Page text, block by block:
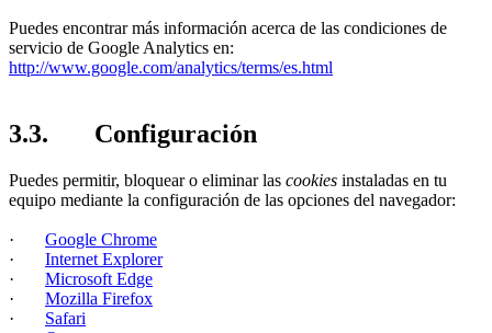
Puedes encontrar más información acerca de las condiciones de
servicio de Google Analytics en:
http://www.google.com/analytics/terms/es.html
3.3. Configuración
Puedes permitir, bloquear o eliminar las cookies instaladas en tu
equipo mediante la configuración de las opciones del navegador:
· Google Chrome
· Internet Explorer
· Microsoft Edge
· Mozilla Firefox
· Safari